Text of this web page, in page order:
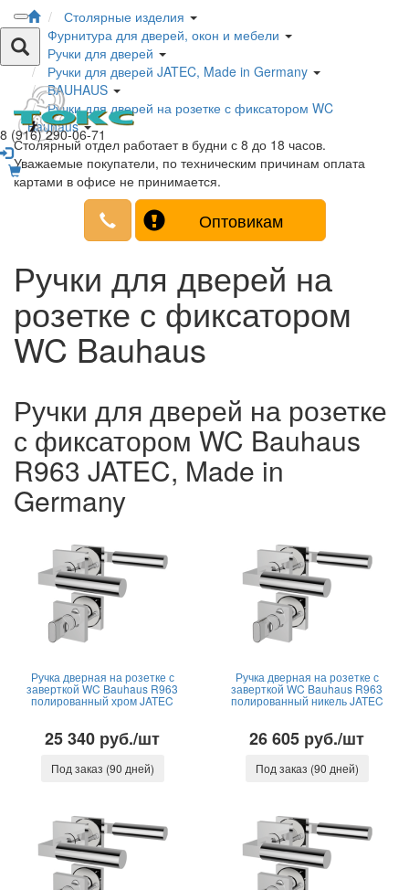
8 (916) 290-06-71
Столярные изделия
Фурнитура для дверей, окон и мебели
Ручки для дверей
Ручки для дверей JATEC, Made in Germany
BAUHAUS
Ручки для дверей на розетке с фиксатором WC
Bauhaus
Столярный отдел работает в будни с 8 до 18 часов.
Уважаемые покупатели, по техническим причинам оплата
картами в офисе не принимается.
Оптовикам
Ручки для дверей на
розетке с фиксатором
WC Bauhaus
Ручки для дверей на розетке
с фиксатором WC Bauhaus
R963 JATEC, Made in
Germany
Ручка дверная на розетке с
заверткой WC Bauhaus R963
полированный хром JATEC
25 340 руб./шт
Под заказ (90 дней)
Ручка дверная на розетке с
заверткой WC Bauhaus R963
полированный никель JATEC
26 605 руб./шт
Под заказ (90 дней)